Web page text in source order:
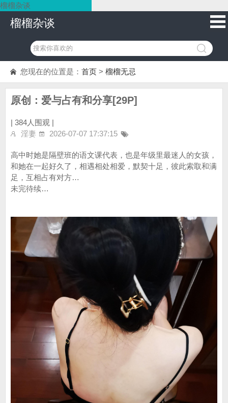
榴榴杂谈
榴榴杂谈
您现在的位置是： 首页 > 榴榴无忌
原创：爱与占有和分享[29P]
| 384人围观 |
淫妻
2026-07-07 17:37:15
高中时她是隔壁班的语文课代表，也是年级里最迷人的女孩，
和她在一起好久了，相遇相处相爱，默契十足，彼此索取和满
足，互相占有对方…
未完待续…